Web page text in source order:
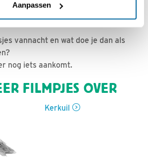
Aanpassen
op 22 juli 2022, 12:59 |
dit filmpje|
620x
vannacht en wat doe je dan als
nog iets aankomt.
FILMPJES OVER
Kerkuil